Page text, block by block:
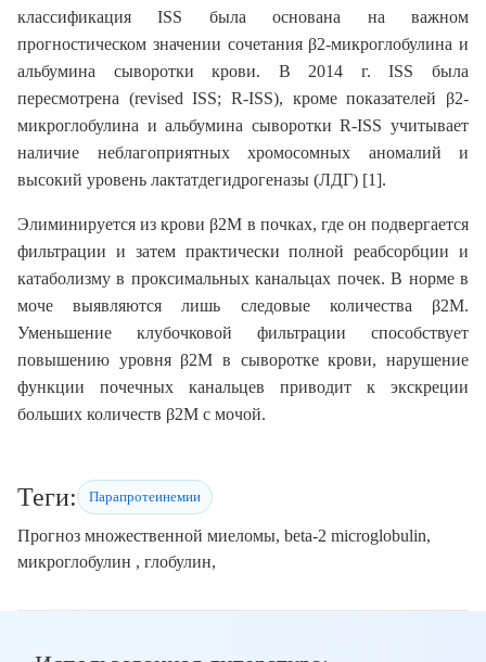
классификация ISS была основана на важном
прогностическом значении сочетания β2-микроглобулина и
альбумина сыворотки крови. В 2014 г. ISS была
пересмотрена (revised ISS; R-ISS), кроме показателей β2-
микроглобулина и альбумина сыворотки R-ISS учитывает
наличие неблагоприятных хромосомных аномалий и
высокий уровень лактатдегидрогеназы (ЛДГ) [1].
Элиминируется из крови β2M в почках, где он подвергается
фильтрации и затем практически полной реабсорбции и
катаболизму в проксимальных канальцах почек. В норме в
моче выявляются лишь следовые количества β2M.
Уменьшение клубочковой фильтрации способствует
повышению уровня β2M в сыворотке крови, нарушение
функции почечных канальцев приводит к экскреции
больших количеств β2M с мочой.
Теги: Парапротеинемии
Прогноз множественной миеломы, beta-2 microglobulin,
микроглобулин , глобулин,